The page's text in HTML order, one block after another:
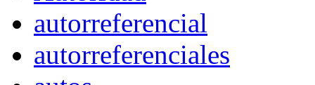
autorreferencial
autorreferenciales